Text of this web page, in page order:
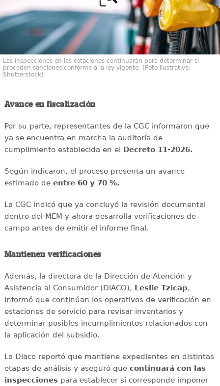
Las inspecciones en las estaciones continuarán para determinar si
proceden sanciones conforme a la ley vigente. (Foto ilustrativa:
Shutterstock)
Avance en fiscalización
Por su parte, representantes de la CGC informaron que
ya se encuentra en marcha la auditoría de
cumplimiento establecida en el
Decreto 11-2026.
Según indicaron, el proceso presenta un avance
estimado de entre 60 y 70 %.
La CGC indicó que ya concluyó la revisión documental
dentro del MEM y ahora desarrolla verificaciones de
campo antes de emitir el informe final.
Mantienen verificaciones
Además, la directora de la Dirección de Atención y
Asistencia al Consumidor (DIACO), Leslie Tzicap,
informó que continúan los operativos de verificación en
estaciones de servicio para revisar inventarios y
determinar posibles incumplimientos relacionados con
la aplicación del subsidio.
La Diaco reportó que mantiene expedientes en distintas
etapas de análisis y aseguró que continuará con las
inspeccionespara establecer si corresponde imponer